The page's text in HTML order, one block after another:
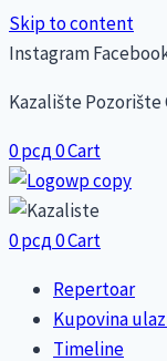
Skip to content
Instagram
Kazalište
0рсд0Cart
0рсд0Cart
Repertoar
Kupovina
Timeline